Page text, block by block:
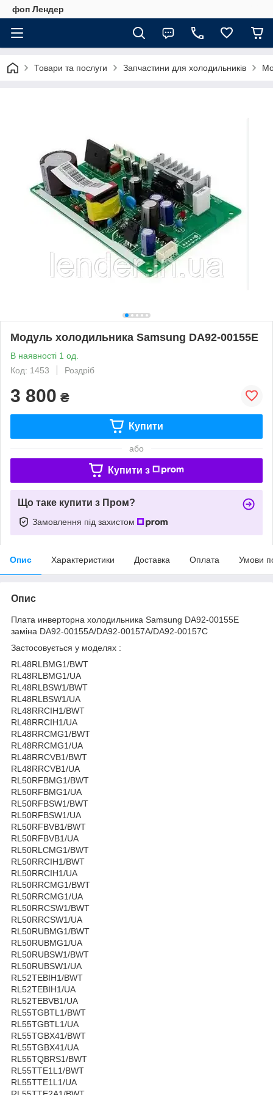
фоп Лендер
Товари та послуги Запчастини для холодильників
Модуль холодильника Samsung DA92-00155E
В наявності 1 од.
Код: 1453
Роздріб
3 800 ₴
Купити
або
Купити з
Що таке купити з Пром?
Замовлення під захистом
Опис Характеристики Доставка Оплата Умови
Опис
Плата инверторна холодильника Samsung DA92-00155E
заміна DA92-00155A/DA92-00157A/DA92-00157C
Застосовується у моделях :
RL48RLBMG1/BWT
RL48RLBMG1/UA
RL48RLBSW1/BWT
RL48RLBSW1/UA
RL48RRCIH1/BWT
RL48RRCIH1/UA
RL48RRCMG1/BWT
RL48RRCMG1/UA
RL48RRCVB1/BWT
RL48RRCVB1/UA
RL50RFBMG1/BWT
RL50RFBMG1/UA
RL50RFBSW1/BWT
RL50RFBSW1/UA
RL50RFBVB1/BWT
RL50RFBVB1/UA
RL50RLCMG1/BWT
RL50RRCIH1/BWT
RL50RRCIH1/UA
RL50RRCMG1/BWT
RL50RRCMG1/UA
RL50RRCSW1/BWT
RL50RRCSW1/UA
RL50RUBMG1/BWT
RL50RUBMG1/UA
RL50RUBSW1/BWT
RL50RUBSW1/UA
RL52TEBIH1/BWT
RL52TEBIH1/UA
RL52TEBVB1/UA
RL55TGBTL1/BWT
RL55TGBTL1/UA
RL55TGBX41/BWT
RL55TGBX41/UA
RL55TQBRS1/BWT
RL55TTE1L1/BWT
RL55TTE1L1/UA